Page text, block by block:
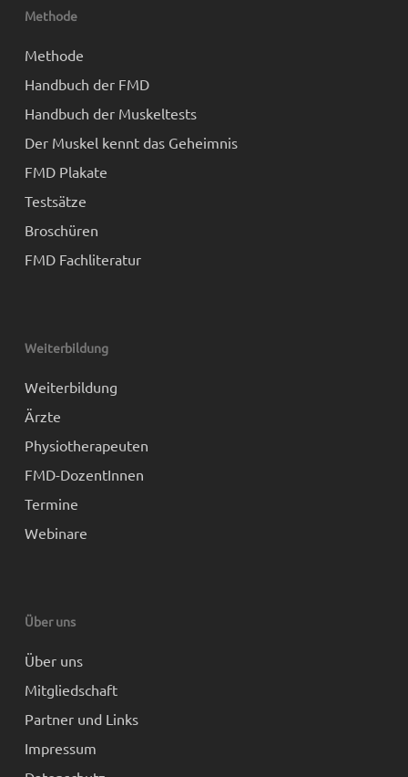
Methode
Methode
Handbuch der FMD
Handbuch der Muskeltests
Der Muskel kennt das Geheimnis
FMD Plakate
Testsätze
Broschüren
FMD Fachliteratur
Weiterbildung
Weiterbildung
Ärzte
Physiotherapeuten
FMD-DozentInnen
Termine
Webinare
Über uns
Über uns
Mitgliedschaft
Partner und Links
Impressum